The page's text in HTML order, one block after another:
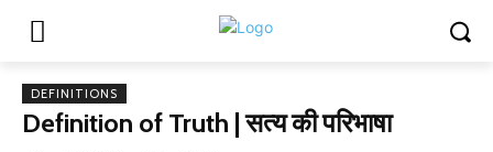
DEFINITIONS
Definition of Truth | सत्य की परिभाषा